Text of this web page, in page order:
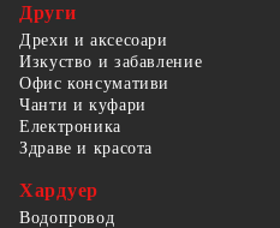
Други
Дрехи и аксесоари
Изкуство и забавление
Офис консумативи
Чанти и куфари
Електроника
Здраве и красота
Хардуер
Водопровод